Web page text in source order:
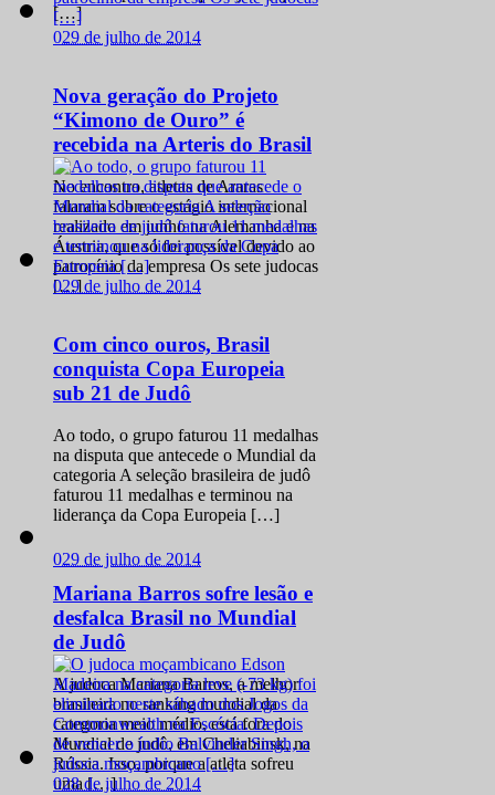
[…]
029 de julho de 2014
Nova geração do Projeto
“Kimono de Ouro” é
recebida na Arteris do Brasil
No encontro, atletas de Araras
falaram sobre o estágio internacional
realizado em junho na Alemanha e na
Áustria, que só foi possível devido ao
patrocínio da empresa Os sete judocas
[…]
029 de julho de 2014
Com cinco ouros, Brasil
conquista Copa Europeia
sub 21 de Judô
Ao todo, o grupo faturou 11 medalhas
na disputa que antecede o Mundial da
categoria A seleção brasileira de judô
faturou 11 medalhas e terminou na
liderança da Copa Europeia […]
029 de julho de 2014
Mariana Barros sofre lesão e
desfalca Brasil no Mundial
de Judô
A judoca Mariana Barros, a melhor
brasileira no ranking mundial da
categoria meio médio, está fora do
Mundial de judô, em Cheliabinsk, na
Rússia. Isso, porque a atleta sofreu
uma […]
028 de julho de 2014